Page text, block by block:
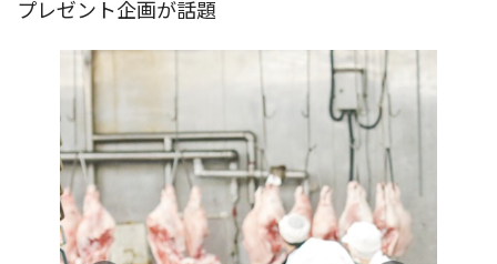
プレゼント企画が話題